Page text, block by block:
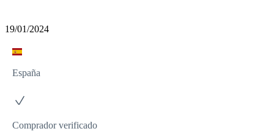
19/01/2024
España
Comprador verificado